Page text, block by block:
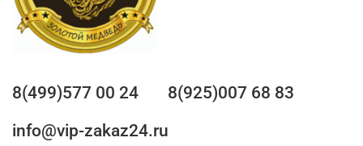
8(499)577 00 24
8(925)007 68 83
info@vip-zakaz24.ru